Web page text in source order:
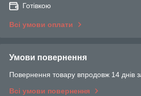
Готівкою
Всі умови оплати
Умови повернення
Повернення товару впродовж 14 днів
Всі умови повернення